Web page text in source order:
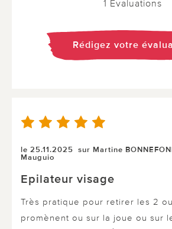
1 Evaluations
Rédigez votre
le 25.11.2025 sur Martine
Mauguio
Epilateur visage
Très pratique pour retirer les 2
promènent ou sur la joue ou sur